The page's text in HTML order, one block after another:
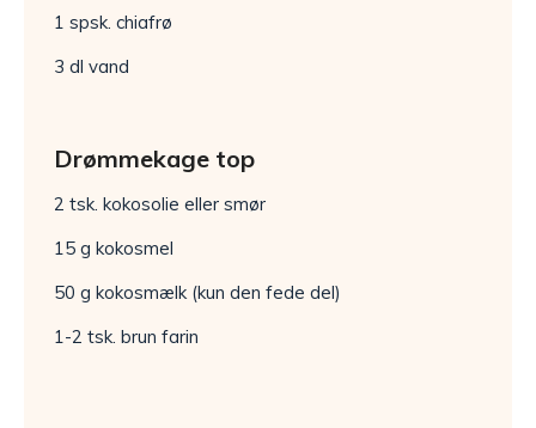
1 spsk. chiafrø
3 dl vand
Drømmekage top
2 tsk. kokosolie eller smør
15 g kokosmel
50 g kokosmælk (kun den fede del)
1-2 tsk. brun farin